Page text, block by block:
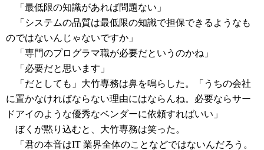
「最低限の知識があれば問題ない」
「システムの品質は最低限の知識で担保できるようなも
のではないんじゃないですか」
「専門のプログラマ職が必要だというのかね」
「必要だと思います」
「だとしても」大竹専務は鼻を鳴らした。「うちの会社
に置かなければならない理由にはならんね。必要ならサー
ドアイのような優秀なベンダーに依頼すればいい」
ぼくが黙り込むと、大竹専務は笑った。
「君の本音はIT 業界全体のことなどではないんだろう。